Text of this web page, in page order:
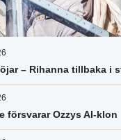
– Rihanna tillbaka i
försvarar Ozzys AI-klon